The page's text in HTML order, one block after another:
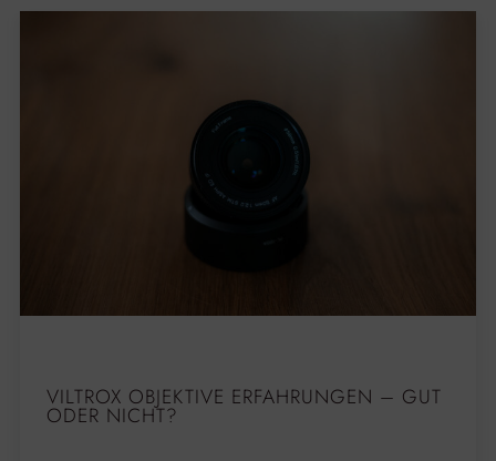
VILTROX OBJEKTIVE ERFAHRUNGEN – GUT
ODER NICHT?